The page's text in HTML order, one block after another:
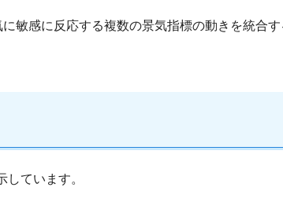
敏感に反応する複数の景気指標の動きを統合
ています。